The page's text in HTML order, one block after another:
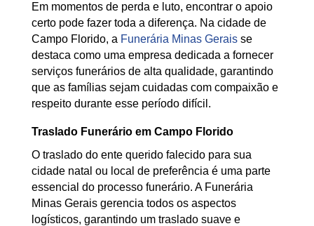
Em momentos de perda e luto, encontrar o apoio
certo pode fazer toda a diferença. Na cidade de
Campo Florido, a Funerária Minas Geraisse
destaca como uma empresa dedicada a fornecer
serviços funerários de alta qualidade, garantindo
que as famílias sejam cuidadas com compaixão e
respeito durante esse período difícil.
Traslado Funerário em Campo Florido
O traslado do ente querido falecido para sua
cidade natal ou local de preferência é uma parte
essencial do processo funerário. A Funerária
Minas Gerais gerencia todos os aspectos
logísticos, garantindo um traslado suave e